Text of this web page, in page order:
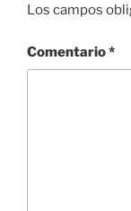
Los campos
Comentario*